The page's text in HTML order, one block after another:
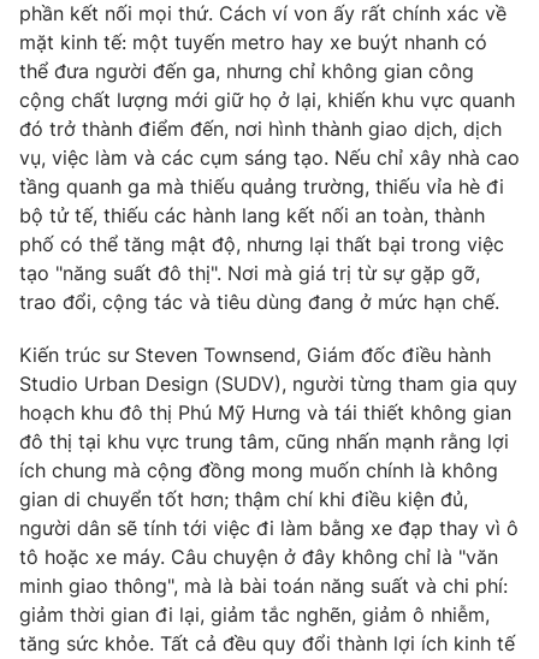
phần kết nối mọi thứ. Cách ví von ấy rất chính xác về
mặt kinh tế: một tuyến metro hay xe buýt nhanh có
thể đưa người đến ga, nhưng chỉ không gian công
cộng chất lượng mới giữ họ ở lại, khiến khu vực quanh
đó trở thành điểm đến, nơi hình thành giao dịch, dịch
vụ, việc làm và các cụm sáng tạo. Nếu chỉ xây nhà cao
tầng quanh ga mà thiếu quảng trường, thiếu vỉa hè đi
bộ tử tế, thiếu các hành lang kết nối an toàn, thành
phố có thể tăng mật độ, nhưng lại thất bại trong việc
tạo "năng suất đô thị". Nơi mà giá trị từ sự gặp gỡ,
trao đổi, cộng tác và tiêu dùng đang ở mức hạn chế.
Kiến trúc sư Steven Townsend, Giám đốc điều hành
Studio Urban Design (SUDV), người từng tham gia quy
hoạch khu đô thị Phú Mỹ Hưng và tái thiết không gian
đô thị tại khu vực trung tâm, cũng nhấn mạnh rằng lợi
ích chung mà cộng đồng mong muốn chính là không
gian di chuyển tốt hơn; thậm chí khi điều kiện đủ,
người dân sẽ tính tới việc đi làm bằng xe đạp thay vì ô
tô hoặc xe máy. Câu chuyện ở đây không chỉ là "văn
minh giao thông", mà là bài toán năng suất và chi phí:
giảm thời gian đi lại, giảm tắc nghẽn, giảm ô nhiễm,
tăng sức khỏe. Tất cả đều quy đổi thành lợi ích kinh tế